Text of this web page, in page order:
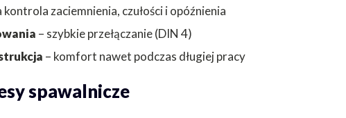
kontrola zaciemnienia, czułości i opóźnienia
– szybkie przełączanie (DIN 4)
– komfort nawet podczas długiej pracy
spawalnicze